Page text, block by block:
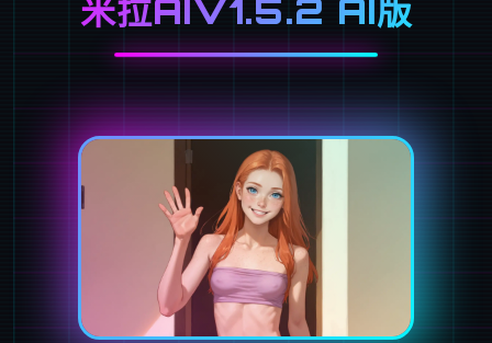
米拉AIV1.5.2 AI版